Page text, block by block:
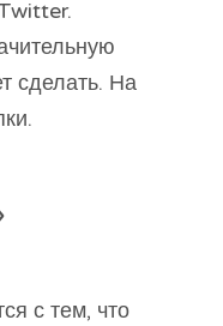
сделать. На
с тем, что